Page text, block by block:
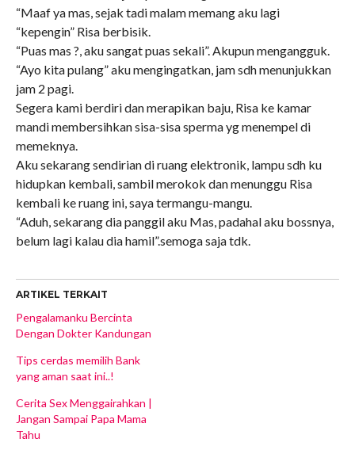
“Maaf ya mas, sejak tadi malam memang aku lagi
“kepengin” Risa berbisik.
“Puas mas ?, aku sangat puas sekali”. Akupun mengangguk.
“Ayo kita pulang” aku mengingatkan, jam sdh menunjukkan
jam 2 pagi.
Segera kami berdiri dan merapikan baju, Risa ke kamar
mandi membersihkan sisa-sisa sperma yg menempel di
memeknya.
Aku sekarang sendirian di ruang elektronik, lampu sdh ku
hidupkan kembali, sambil merokok dan menunggu Risa
kembali ke ruang ini, saya termangu-mangu.
“Aduh, sekarang dia panggil aku Mas, padahal aku bossnya,
belum lagi kalau dia hamil”.semoga saja tdk.
ARTIKEL TERKAIT
Pengalamanku Bercinta
Dengan Dokter Kandungan
Tips cerdas memilih Bank
yang aman saat ini..!
Cerita Sex Menggairahkan |
Jangan Sampai Papa Mama
Tahu